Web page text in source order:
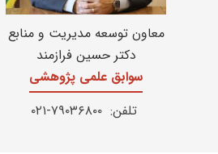
معاون توسعه مدیریت و منابع
دکتر حسین فرازمند
سوابق علمی پژوهشی
تلفن: ۷۹۰۳۶۸۰۰-۰۲۱